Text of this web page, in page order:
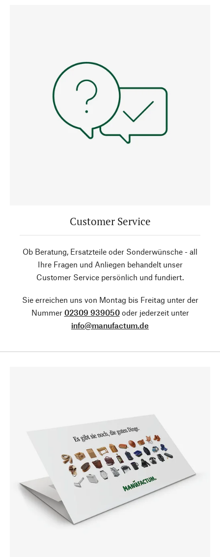
Customer Service
Ob Beratung, Ersatzteile oder Sonderwünsche - all
Ihre Fragen und Anliegen behandelt unser
Customer Service persönlich und fundiert.
Sie erreichen uns von Montag bis Freitag unter der
Nummer 02309 939050oder jederzeit unter
info@manufactum.de